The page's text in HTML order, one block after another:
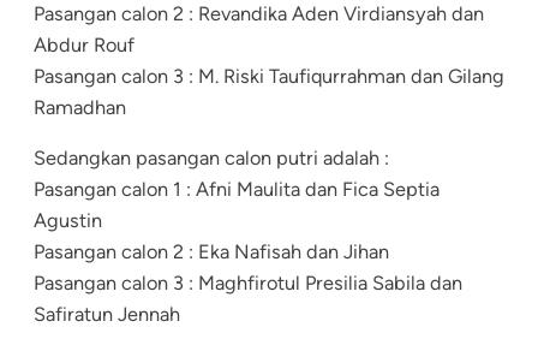
Pasangan calon 2 : Revandika Aden Virdiansyah dan
Abdur Rouf
Pasangan calon 3 : M. Riski Taufiqurrahman dan Gilang
Ramadhan
Sedangkan pasangan calon putri adalah :
Pasangan calon 1 : Afni Maulita dan Fica Septia
Agustin
Pasangan calon 2 : Eka Nafisah dan Jihan
Pasangan calon 3 : Maghfirotul Presilia Sabila dan
Safiratun Jennah